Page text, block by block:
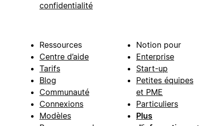
confidentialité
Ressources
Centre d’aide
Tarifs
Blog
Communauté
Connexions
Modèles
Notion pour
Enterprise
Start-up
Petites équipes
et PME
Particuliers
Plus